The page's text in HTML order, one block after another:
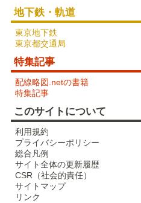
地下鉄・軌道
東京地下鉄
東京都交通局
特集記事
配線略図.netの書籍
特集記事
このサイトについて
利用規約
プライバシーポリシー
総合凡例
サイト全体の更新履歴
CSR（社会的責任）
サイトマップ
リンク